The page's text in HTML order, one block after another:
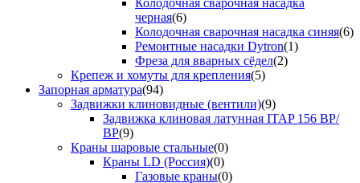
Колодочная сварочная насадка
черная(6)
Колодочная сварочная насадка синяя(6)
Ремонтные насадки Dytron(1)
Фреза для вварных сёдел(2)
Крепеж и хомуты для крепления(5)
Запорная арматура(94)
Задвижки клиновидные (вентили)(9)
Задвижка клиновая латунная ITAP 156 ВР/
ВР(9)
Краны шаровые стальные(0)
Краны LD (Россия)(0)
Газовые краны(0)